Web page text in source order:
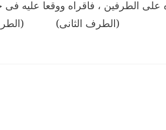
على الطرفين ، فاقراه ووقعا عليه
(الطرف الثانى)